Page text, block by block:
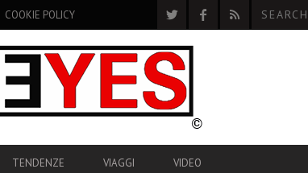
COOKIE POLICY
TENDENZE VIAGGI VIDEO